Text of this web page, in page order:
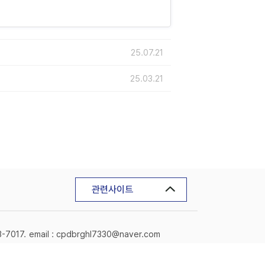
25.07.21
25.03.21
관련사이트
7017. email : cpdbrghl7330@naver.com